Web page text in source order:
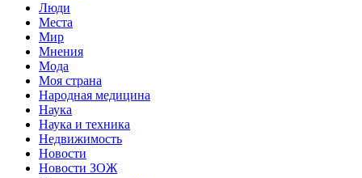
Люди
Места
Мир
Мнения
Мода
Моя страна
Народная медицина
Наука
Наука и техника
Недвижимость
Новости
Новости ЗОЖ